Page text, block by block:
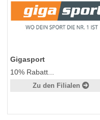
Gigasport
10% Rabatt...
Zu den Filialen